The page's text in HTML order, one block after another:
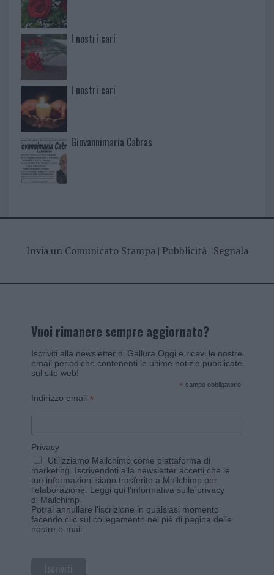
I nostri cari
I nostri cari
Giovannimaria Cabras
Invia un Comunicato Stampa| Pubblicità| Segnala
Vuoi rimanere sempre aggiornato?
Iscriviti alla newsletter di Gallura Oggi e ricevi le nostre
email periodiche contenenti le ultime notizie pubblicate
sul sito web!
* campo obbligatorio
Indirizzo email *
Privacy
Utilizziamo Mailchimp come piattaforma di
marketing. Iscrivendoti alla newsletter accetti che le
tue informazioni siano trasferite a Mailchimp per
l'elaborazione. Leggi qui l'informativa sulla privacy
di Mailchimp
Potrai annullare l'iscrizione in qualsiasi momento
facendo clic sul collegamento nel piè di pagina delle
nostre e-mail.